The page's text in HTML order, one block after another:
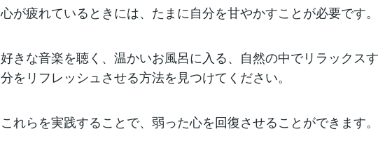
心が疲れているときには、たまに自分を甘やかすことが必要です。
好きな音楽を聴く、温かいお風呂に入る、自然の中でリラックス
分をリフレッシュさせる方法を見つけてください。
これらを実践することで、弱った心を回復させることができます。